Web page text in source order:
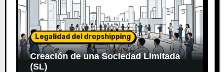
Legalidad del dropshipping
Creación de una Sociedad Limitada
(SL)